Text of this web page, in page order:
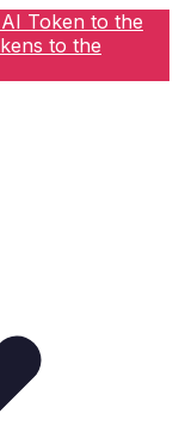
Token to the
to the